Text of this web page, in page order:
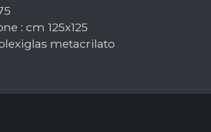
: cm 125x125
metacrilato